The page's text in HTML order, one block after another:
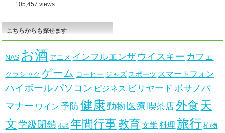
105,457 views
こちらからも探せます
NAS お酒 アニメ インフルエンザ ウイスキー カフェ
クラシック ゲーム コーヒー ジャズ スポーツ スマートフォン
ハイボールパソコン ビジネス ビリヤード ボサノバ
マナー ワイン 予防健康 動物 医療 喫茶店外食 天
文 学級閉鎖 小説 年間行事教育 文学 料理 旅行 植物